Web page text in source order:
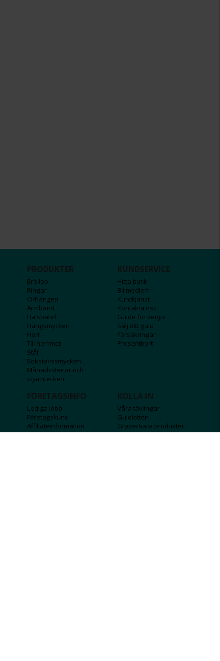
PRODUKTER
Bröllop
Ringar
Örhängen
Armband
Halsband
Hängsmycken
Herr
Till hemmet
Stål
Bokstavssmycken
Månadsstenar och
stjärntecken
KUNDSERVICE
Hitta butik
Bli medlem
Kundtjänst
Kontakta oss
Guide för kedjor
Sälj ditt guld
Försäkringar
Presentkort
FÖRETAGSINFO
Lediga jobb
Företagskund
Affiliateinformation
Integritetspolicy
KOLLA IN
Våra tävlingar
Guldlotten
Graverbara produkter
Rosa Bandet